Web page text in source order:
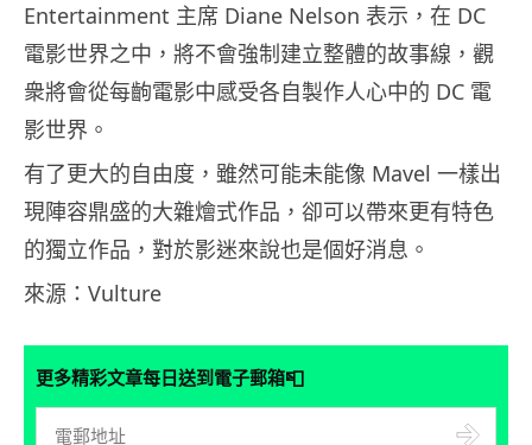
Entertainment 主席 Diane Nelson 表示，在 DC
電影世界之中，將不會強制建立整體的故事線，觀
衆將會從每齣電影中感受各自製作人心中的 DC 電
影世界。
有了更大的自由度，雖然可能未能像 Mavel 一樣出
現陣容鼎盛的大雜燴式作品，卻可以帶來更有特色
的獨立作品，對於影迷來說也是個好消息。
來源：Vulture
更多精彩文章每日送到電子郵箱📮